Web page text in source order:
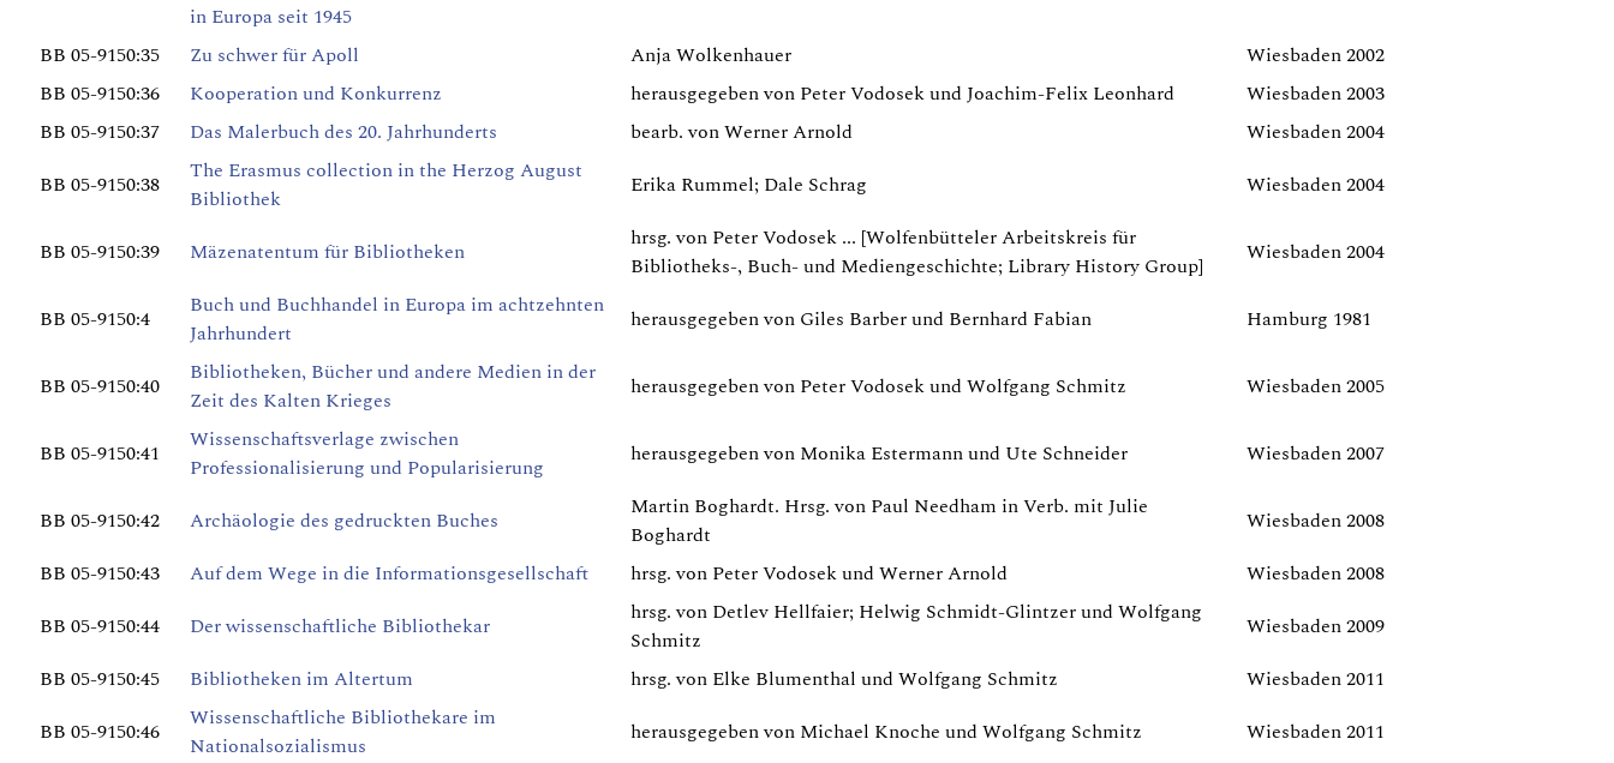
in Europa seit 1945
BB 05-9150:35 Zu schwer für Apoll Anja Wolkenhauer
Wiesbaden 2002
BB 05-9150:36
Kooperation und Konkurrenz herausgegeben von Peter Vodosek und Joachim-Felix Leonhard
Wiesbaden 2003
BB 05-9150:37
Das Malerbuch des 20. Jahrhunderts bearb. von Werner Arnold
Wiesbaden 2004
BB 05-9150:38
The Erasmus collection in the Herzog August
Bibliothek
Erika Rummel; Dale Schrag Wiesbaden 2004
BB 05-9150:39 Mäzenatentum für Bibliotheken
hrsg. von Peter Vodosek ... [Wolfenbütteler Arbeitskreis für
Bibliotheks-, Buch- und Mediengeschichte; Library History Group]
Wiesbaden 2004
BB 05-9150:4
Buch und Buchhandel in Europa im achtzehnten
Jahrhundert
herausgegeben von Giles Barber und Bernhard Fabian Hamburg 1981
BB 05-9150:40
Bibliotheken, Bücher und andere Medien in der
Zeit des Kalten Krieges
herausgegeben von Peter Vodosek und Wolfgang Schmitz Wiesbaden 2005
BB 05-9150:41
Wissenschaftsverlage zwischen
Professionalisierung und Popularisierung
herausgegeben von Monika Estermann und Ute Schneider Wiesbaden 2007
BB 05-9150:42 Archäologie des gedruckten Buches
Martin Boghardt. Hrsg. von Paul Needham in Verb. mit Julie
Boghardt
Wiesbaden 2008
BB 05-9150:43
Auf dem Wege in die Informationsgesellschaft hrsg. von Peter Vodosek und Werner Arnold
Wiesbaden 2008
BB 05-9150:44
Der wissenschaftliche Bibliothekar
hrsg. von Detlev Hellfaier; Helwig Schmidt-Glintzer und Wolfgang
Schmitz
Wiesbaden 2009
BB 05-9150:45
Bibliotheken im Altertum hrsg. von Elke Blumenthal und Wolfgang Schmitz
Wiesbaden 2011
BB 05-9150:46
Wissenschaftliche Bibliothekare im
Nationalsozialismus
herausgegeben von Michael Knoche und Wolfgang Schmitz Wiesbaden 2011